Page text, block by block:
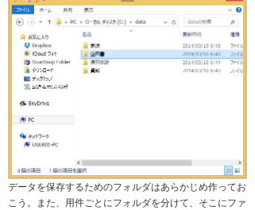
データを保存するためのフォルダはあらかじめ作ってお
こう。また、用件ごとにフォルダを分けて、そこにファ